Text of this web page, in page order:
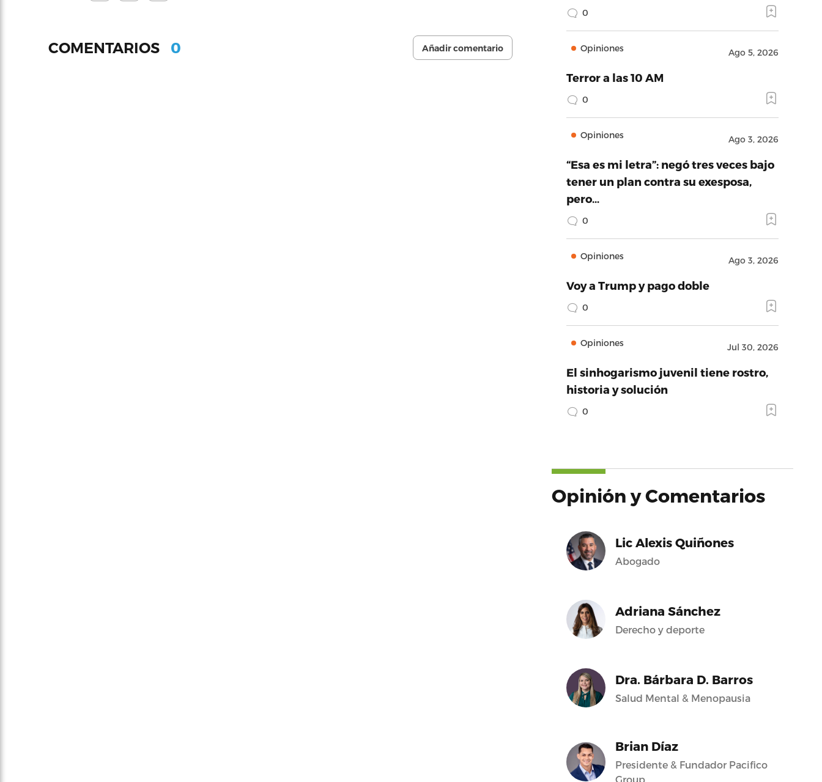
COMENTARIOS 0 Añadir comentario
0
Opiniones Ago 5, 2026
Terror a las 10 AM
0
Opiniones Ago 3, 2026
“Esa es mi letra”: negó tres veces bajo
tener un plan contra su exesposa,
pero…
0
Opiniones Ago 3, 2026
Voy a Trump y pago doble
0
Opiniones Jul 30, 2026
El sinhogarismo juvenil tiene rostro,
historia y solución
0
Opinión y Comentarios
Lic Alexis Quiñones
Abogado
Adriana Sánchez
Derecho y deporte
Dra. Bárbara D. Barros
Salud Mental & Menopausia
Brian Díaz
Presidente & Fundador Pacifico
Group